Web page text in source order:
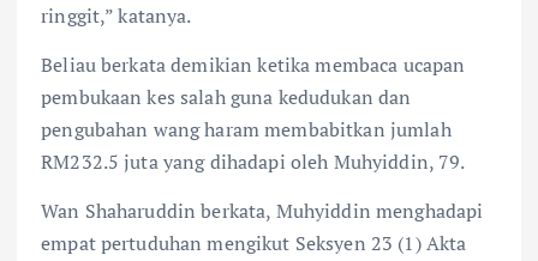
ringgit,” katanya.
Beliau berkata demikian ketika membaca ucapan
pembukaan kes salah guna kedudukan dan
pengubahan wang haram membabitkan jumlah
RM232.5 juta yang dihadapi oleh Muhyiddin, 79.
Wan Shaharuddin berkata, Muhyiddin menghadapi
empat pertuduhan mengikut Seksyen 23 (1) Akta